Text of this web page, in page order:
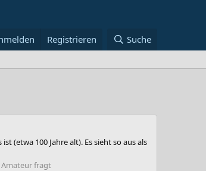
Registrieren Suche
(etwa 100 Jahre alt). Es sieht so aus als
Amateur fragt